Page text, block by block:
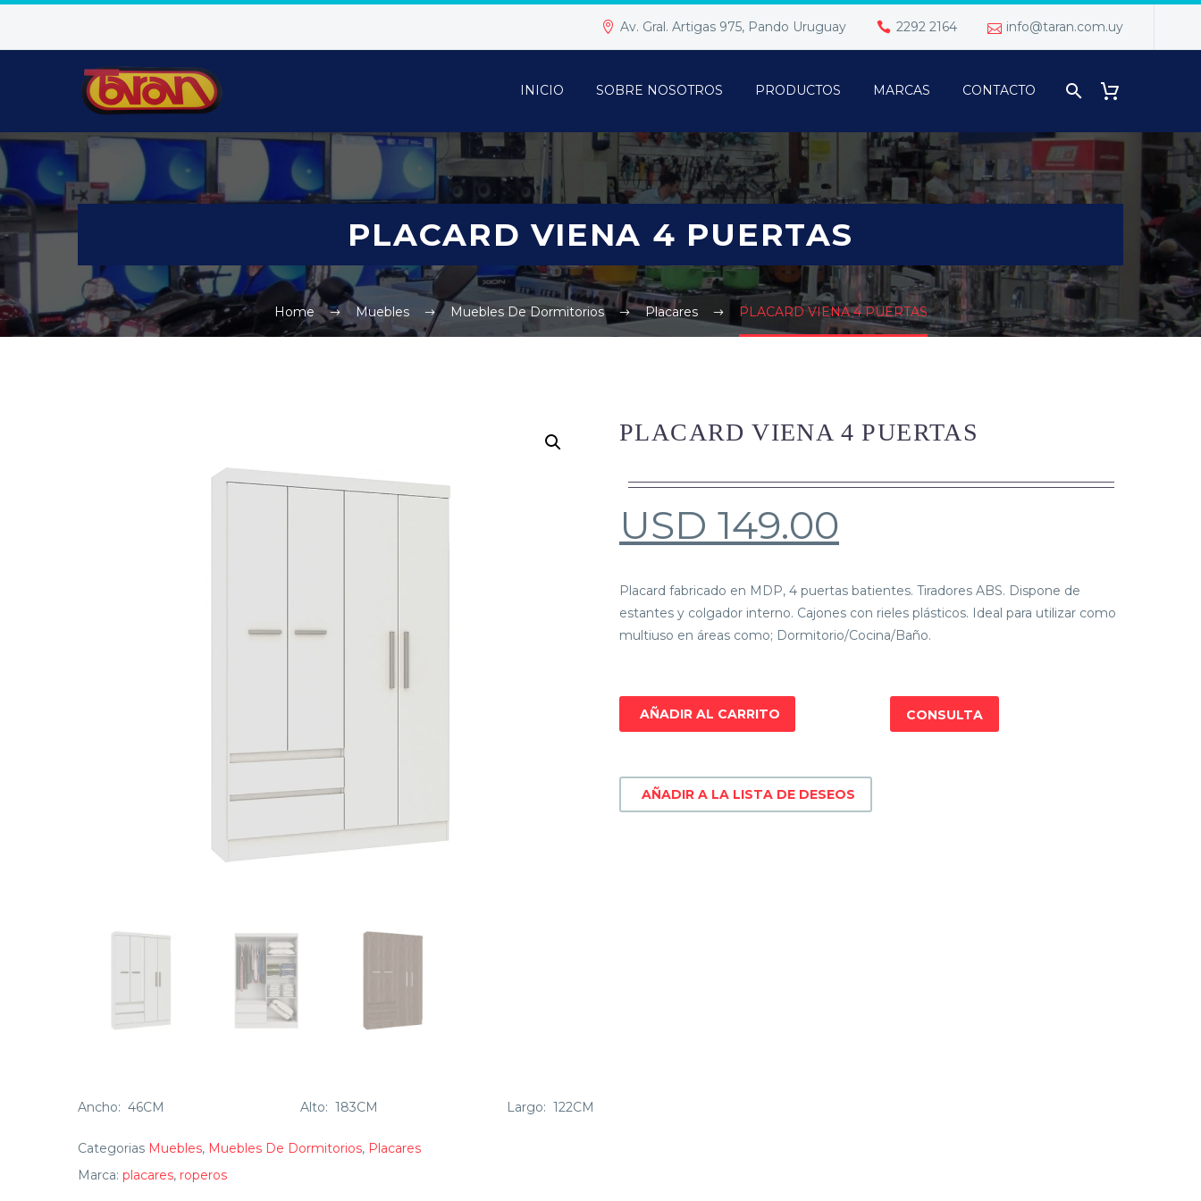
Av. Gral. Artigas 975, Pando Uruguay 2292 2164 info@taran.com.uy
INICIO SOBRE NOSOTROS PRODUCTOS MARCAS CONTACTO
PLACARD VIENA 4 PUERTAS
Home Muebles Muebles De Dormitorios Placares PLACARD VIENA 4 PUERTAS
PLACARD VIENA 4 PUERTAS
USD 149.00
Placard fabricado en MDP, 4 puertas batientes. Tiradores ABS. Dispone de
estantes y colgador interno. Cajones con rieles plásticos. Ideal para utilizar como
multiuso en áreas como; Dormitorio/Cocina/Baño.
AÑADIR AL CARRITO
AÑADIR A LA LISTA DE DESEOS
CONSULTA
Ancho: 46CM Alto: 183CM Largo: 122CM
Categorias Muebles, Muebles De Dormitorios, Placares
Marca: placares, roperos